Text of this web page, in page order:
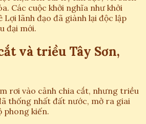
Các cuộc khởi nghĩa như khởi
Lợi lãnh đạo đã giành lại độc lập
đại mới.
và triều Tây Sơn,
rơi vào cảnh chia cắt, nhưng triều
thống nhất đất nước, mở ra giai
phong kiến.